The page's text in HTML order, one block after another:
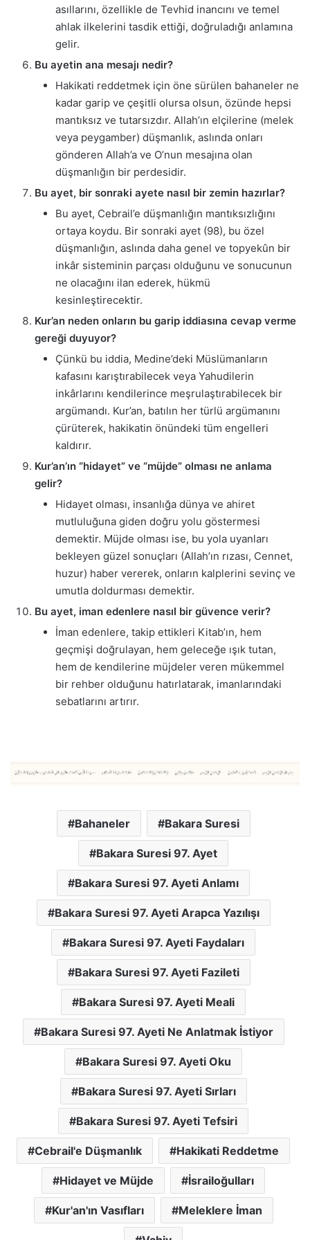
asıllarını, özellikle de Tevhid inancını ve temel
ahlak ilkelerini tasdik ettiği, doğruladığı anlamına
gelir.
Bu ayetin ana mesajı nedir?
Hakikati reddetmek için öne sürülen bahaneler ne
kadar garip ve çeşitli olursa olsun, özünde hepsi
mantıksız ve tutarsızdır. Allah’ın elçilerine (melek
veya peygamber) düşmanlık, aslında onları
gönderen Allah’a ve O’nun mesajına olan
düşmanlığın bir perdesidir.
Bu ayet, bir sonraki ayete nasıl bir zemin hazırlar?
Bu ayet, Cebrail’e düşmanlığın mantıksızlığını
ortaya koydu. Bir sonraki ayet (98), bu özel
düşmanlığın, aslında daha genel ve topyekûn bir
inkâr sisteminin parçası olduğunu ve sonucunun
ne olacağını ilan ederek, hükmü
kesinleştirecektir.
Kur’an neden onların bu garip iddiasına cevap verme
gereği duyuyor?
Çünkü bu iddia, Medine’deki Müslümanların
kafasını karıştırabilecek veya Yahudilerin
inkârlarını kendilerince meşrulaştırabilecek bir
argümandı. Kur’an, batılın her türlü argümanını
çürüterek, hakikatin önündeki tüm engelleri
kaldırır.
Kur’an’ın “hidayet” ve “müjde” olması ne anlama
gelir?
Hidayet olması, insanlığa dünya ve ahiret
mutluluğuna giden doğru yolu göstermesi
demektir. Müjde olması ise, bu yola uyanları
bekleyen güzel sonuçları (Allah’ın rızası, Cennet,
huzur) haber vererek, onların kalplerini sevinç ve
umutla doldurması demektir.
Bu ayet, iman edenlere nasıl bir güvence verir?
İman edenlere, takip ettikleri Kitab’ın, hem
geçmişi doğrulayan, hem geleceğe ışık tutan,
hem de kendilerine müjdeler veren mükemmel
bir rehber olduğunu hatırlatarak, imanlarındaki
sebatlarını artırır.
Bahaneler Bakara Suresi
Bakara Suresi 97. Ayet
Bakara Suresi 97. Ayeti Anlamı
Bakara Suresi 97. Ayeti Arapca Yazılışı
Bakara Suresi 97. Ayeti Faydaları
Bakara Suresi 97. Ayeti Fazileti
Bakara Suresi 97. Ayeti Meali
Bakara Suresi 97. Ayeti Ne Anlatmak İstiyor
Bakara Suresi 97. Ayeti Oku
Bakara Suresi 97. Ayeti Sırları
Bakara Suresi 97. Ayeti Tefsiri
Cebrail'e Düşmanlık Hakikati Reddetme
Hidayet ve Müjde İsrailoğulları
Kur'an'ın Vasıfları Meleklere İman